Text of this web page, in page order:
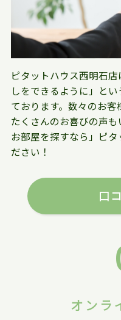
ピタットハウス西明石
しをできるように」と
ております。数々のお客
たくさんのお喜びの声
お部屋を探すなら」ピ
ださい！
口
オンラ